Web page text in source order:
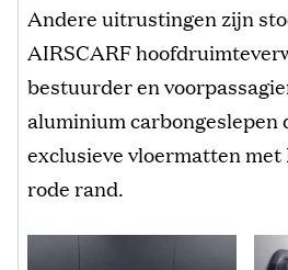
Andere uitrustingen zijn
AIRSCARF
bestuurder en
aluminium carbongeslepen
exclusieve vloermatten
rode rand.